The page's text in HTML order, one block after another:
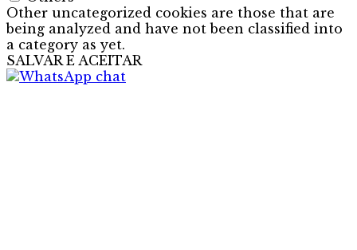
Other uncategorized cookies are those that are
being analyzed and have not been classified into
a category as yet.
SALVAR E ACEITAR